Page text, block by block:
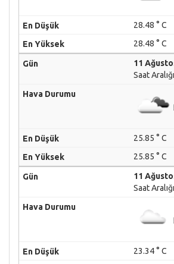
28.48 ° C
28.48 ° C
11
Saat
25.85 ° C
25.85 ° C
11
Saat
23.34 ° C